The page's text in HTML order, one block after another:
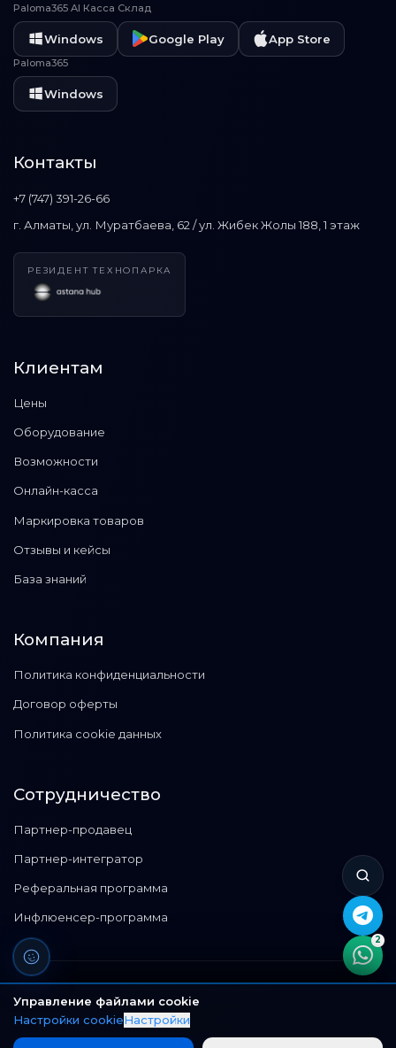
2
Paloma365 AI Касса Склад
Windows Google Play App Store
Paloma365
Windows
Контакты
+7 (747) 391-26-66
г. Алматы, ул. Муратбаева, 62 / ул. Жибек Жолы 188, 1 этаж
РЕЗИДЕНТ ТЕХНОПАРКА
Клиентам
Цены
Оборудование
Возможности
Онлайн-касса
Маркировка товаров
Отзывы и кейсы
База знаний
Компания
Политика конфиденциальности
Договор оферты
Политика cookie данных
Сотрудничество
Партнер-продавец
Партнер-интегратор
Реферальная программа
Инфлюенсер-программа
©Все права защищены.
ТОО "Paloma365"
БИН: 160 940 016 674
Управление файлами cookie
Настройки cookieНастройки